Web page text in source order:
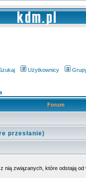
Użytkownicy
Forum
przesłanie)
nią związanych, które odstają od